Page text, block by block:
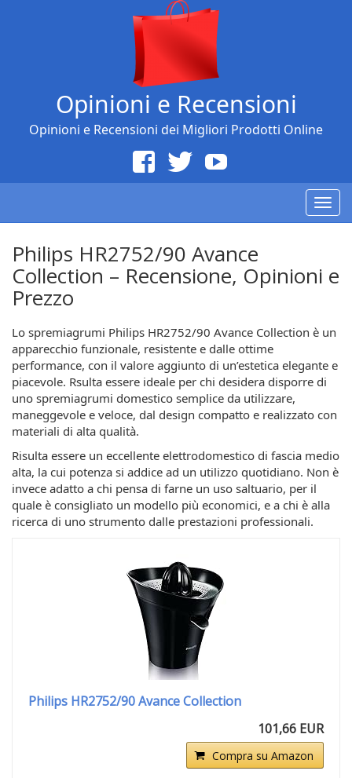
Opinioni e Recensioni
Opinioni e Recensioni dei Migliori Prodotti Online
Philips HR2752/90 Avance
Collection – Recensione, Opinioni e
Prezzo
Lo spremiagrumi Philips HR2752/90 Avance Collection è un
apparecchio funzionale, resistente e dalle ottime
performance, con il valore aggiunto di un’estetica elegante e
piacevole. Rsulta essere ideale per chi desidera disporre di
uno spremiagrumi domestico semplice da utilizzare,
maneggevole e veloce, dal design compatto e realizzato con
materiali di alta qualità.
Risulta essere un eccellente elettrodomestico di fascia medio
alta, la cui potenza si addice ad un utilizzo quotidiano. Non è
invece adatto a chi pensa di farne un uso saltuario, per il
quale è consigliato un modello più economici, e a chi è alla
ricerca di uno strumento dalle prestazioni professionali.
Philips HR2752/90 Avance Collection
101,66 EUR
Compra su Amazon